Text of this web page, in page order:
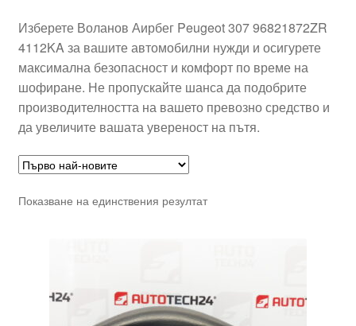
Изберете Воланов Аирбег Peugeot 307 96821872ZR
4112KA за вашите автомобилни нужди и осигурете
максимална безопасност и комфорт по време на
шофиране. Не пропускайте шанса да подобрите
производителността на вашето превозно средство и
да увеличите вашата увереност на пътя.
Показване на единствения резултат